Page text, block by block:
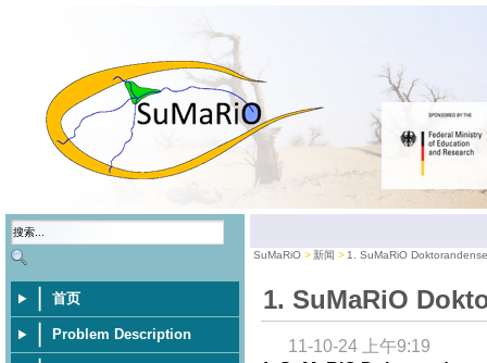
首页
Problem Description
SuMaRiO 新闻 1. SuMaRiO
1. SuMaRiO
11-10-24 上午9:19